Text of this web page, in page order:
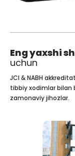
Eng yaxshi
uchun
JCI & NABH
tibbiy xodimlar bilan
zamonaviy jihozlar.